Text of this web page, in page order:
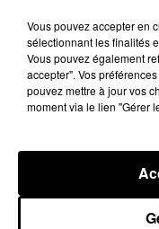
Vous pouvez accepter en
sélectionnant les finalités
Vous pouvez également
accepter". Vos
pouvez mettre à jour vos
moment via le lien "Gérer